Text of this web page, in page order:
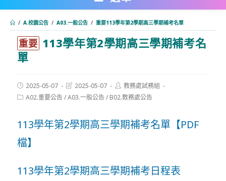
/ A.校園公告 / A03.一般公告 / 重要113學年第2學期高三學期補考名單
重要 113學年第2學期高三學期補考名
單
Post
published:
2025-05-07
Post
modified:
2025-05-07
Post
author:
教務處試務組
PostA02.重要公告/A03.一般公告/ B02.教務處公告
113學年第2學期高三學期補考名單【PDF
檔】
113學年第2學期高三學期補考日程表